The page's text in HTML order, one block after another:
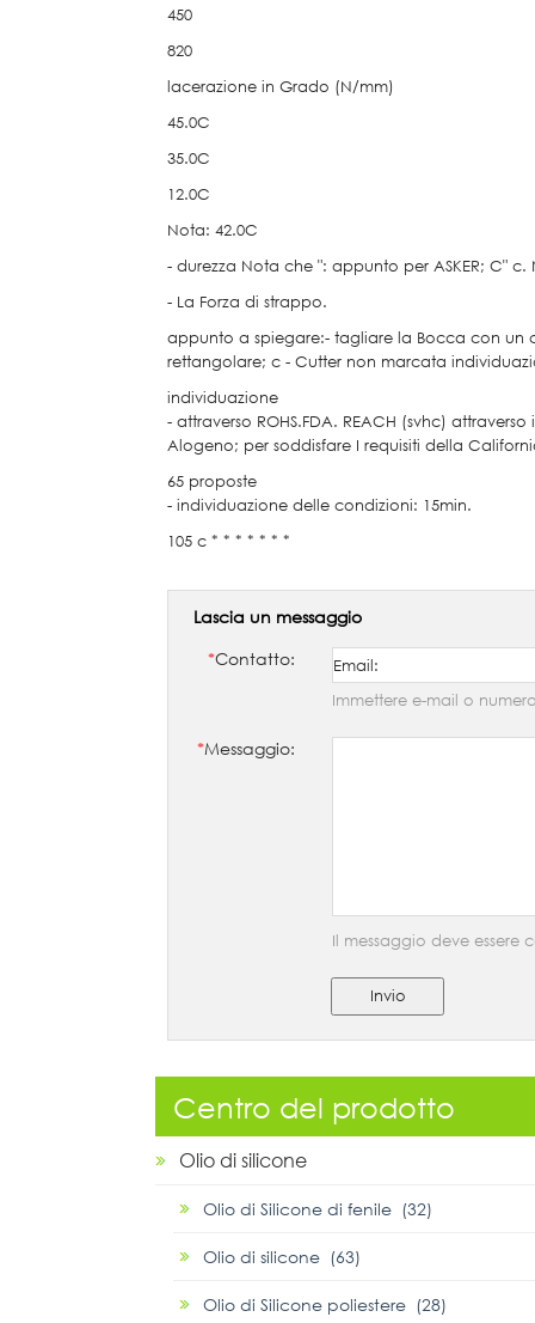
450
820
lacerazione in Grado (N/mm)
45.0C
35.0C
12.0C
Nota: 42.0C
- durezza Nota che ": appunto per ASKER; C"
- La Forza di strappo.
appunto a spiegare:- tagliare la Bocca con un
rettangolare; c - Cutter non marcata
individuazione
- attraverso ROHS.FDA. REACH (svhc)
Alogeno; per soddisfare I requisiti della
65 proposte
- individuazione delle condizioni: 15min.
105 c * * * * * * *
Lascia un messaggio
*Contatto:
Immettere e-mail o
*Messaggio:
Il messaggio deve essere
Invio
Centro del prodotto
Olio di silicone
Olio di Silicone di fenile (32)
Olio di silicone (63)
Olio di Silicone poliestere (28)